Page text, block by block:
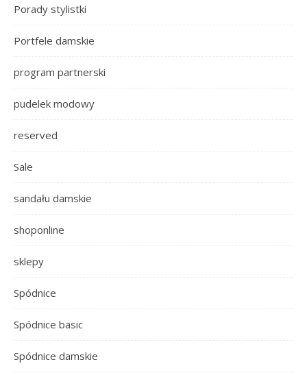
Porady stylistki
Portfele damskie
program partnerski
pudelek modowy
reserved
Sale
sandału damskie
shoponline
sklepy
Spódnice
Spódnice basic
Spódnice damskie